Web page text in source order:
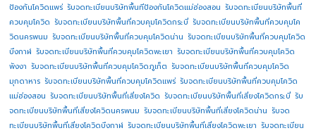
ป้องกันโควิดแพร่ รับจดทะเบียนบริษัทพื้นทีป้องกันโควิดแม่ฮ่องสอน รับจดทะเบียนบริษัทพื้นที่
ควบคุมโควิด รับจดทะเบียนบริษัทพื้นที่ควบคุมโควิดกระบี่ รับจดทะเบียนบริษัทพื้นที่ควบคุมโค
วิดนครพนม รับจดทะเบียนบริษัทพื้นที่ควบคุมโควิดน่าน รับจดทะเบียนบริษัทพื้นที่ควบคุมโควิด
บึงกาฬ รับจดทะเบียนบริษัทพื้นที่ควบคุมโควิดพะเยา รับจดทะเบียนบริษัทพื้นที่ควบคุมโควิด
พังงา รับจดทะเบียนบริษัทพื้นที่ควบคุมโควิดภูเก็ต รับจดทะเบียนบริษัทพื้นที่ควบคุมโควิด
มุกดาหาร รับจดทะเบียนบริษัทพื้นที่ควบคุมโควิดแพร่ รับจดทะเบียนบริษัทพื้นที่ควบคุมโควิด
แม่ฮ่องสอน รับจดทะเบียนบริษัทพื้นที่เสี่ยงโควิด รับจดทะเบียนบริษัทพื้นที่เสี่ยงโควิดกระบี่ รับ
จดทะเบียนบริษัทพื้นที่เสี่ยงโควิดนครพนม รับจดทะเบียนบริษัทพื้นที่เสี่ยงโควิดน่าน รับจด
ทะเบียนบริษัทพื้นที่เสี่ยงโควิดบึงกาฬ รับจดทะเบียนบริษัทพื้นที่เสี่ยงโควิดพะเยา รับจดทะเบียน